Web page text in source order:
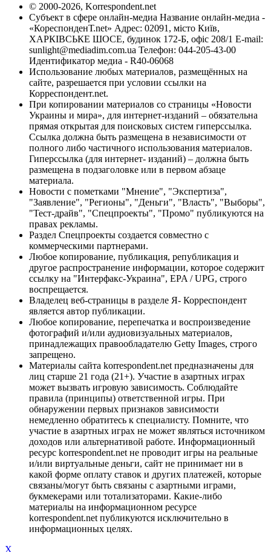
© 2000-2026, Korrespondent.net
Субъект в сфере онлайн-медиа Название онлайн-медиа -
«КореспонденТ.net» Адрес: 02091, місто Київ,
ХАРКІВСЬКЕ ШОСЕ, будинок 172-Б, офіс 208/1 E-mail:
sunlight@mediadim.com.ua Телефон: 044-205-43-00
Идентификатор медиа - R40-06068
Использование любых материалов, размещённых на
сайте, разрешается при условии ссылки на
Корреспондент.net.
При копировании материалов со страницы «Новости
Украины и мира», для интернет-изданий – обязательна
прямая открытая для поисковых систем гиперссылка.
Ссылка должна быть размещена в независимости от
полного либо частичного использования материалов.
Гиперссылка (для интернет- изданий) – должна быть
размещена в подзаголовке или в первом абзаце
материала.
Новости с пометками "Мнение", "Экспертиза",
"Заявление", "Регионы", "Деньги", "Власть", "Выборы",
"Тест-драйв", "Спецпроекты", "Промо" публикуются на
правах рекламы.
Раздел Спецпроекты создается совместно с
коммерческими партнерами.
Любое копирование, публикация, републикация и
другое распространение информации, которое содержит
ссылку на "Интерфакс-Украина", EPA / UPG, строго
воспрещается.
Владелец веб-страницы в разделе Я- Корреспондент
является автор публикации.
Любое копирование, перепечатка и воспроизведение
фотографий и/или аудиовизуальных материалов,
принадлежащих правообладателю Getty Images, строго
запрещено.
Материалы сайта korrespondent.net предназначены для
лиц старше 21 года (21+). Участие в азартных играх
может вызвать игровую зависимость. Соблюдайте
правила (принципы) ответственной игры. При
обнаружении первых признаков зависимости
немедленно обратитесь к специалисту. Помните, что
участие в азартных играх не может являться источником
доходов или альтернативой работе. Информационный
ресурс korrespondent.net не проводит игры на реальные
и/или виртуальные деньги, сайт не принимает ни в
какой форме оплату ставок и других платежей, которые
связаны/могут быть связаны с азартными играми,
букмекерами или тотализаторами. Какие-либо
материалы на информационном ресурсе
korrespondent.net публикуются исключительно в
информационных целях.
X